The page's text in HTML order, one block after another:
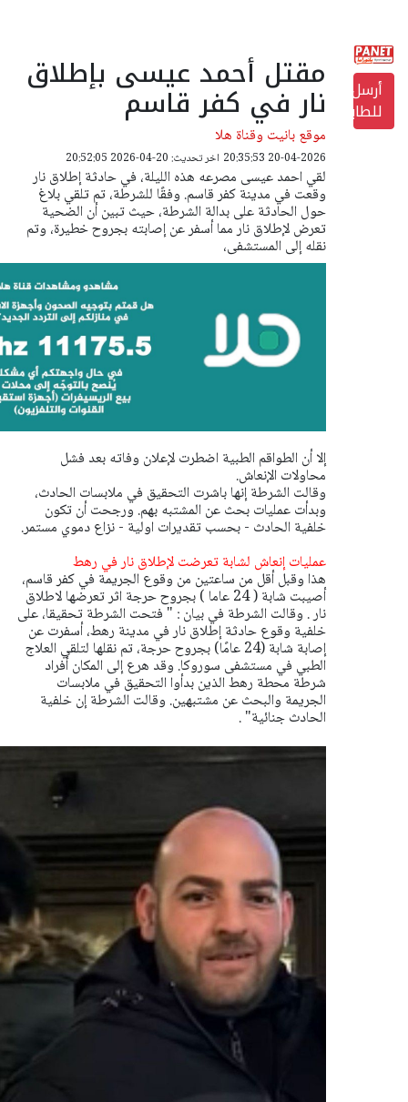
أرسل
للطابعة
مقتل أحمد عيسى بإطلاق
نار في كفر قاسم
موقع بانيت وقناة هلا
20-04-2026 20:35:53 اخر تحديث: 20-04-2026 20:52:05
لقي احمد عيسى مصرعه هذه الليلة، في حادثة إطلاق نار
وقعت في مدينة كفر قاسم. وفقًا للشرطة، تم تلقي بلاغ
حول الحادثة على بدالة الشرطة، حيث تبين أن الضحية
تعرض لإطلاق نار مما أسفر عن إصابته بجروح خطيرة، وتم
نقله إلى المستشفى،
إلا أن الطواقم الطبية اضطرت لإعلان وفاته بعد فشل
محاولات الإنعاش.
وقالت الشرطة إنها باشرت التحقيق في ملابسات الحادث،
وبدأت عمليات بحث عن المشتبه بهم. ورجحت أن تكون
خلفية الحادث - بحسب تقديرات اولية - نزاع دموي مستمر.
عمليات إنعاش لشابة تعرضت لإطلاق نار في رهط
هذا وقبل أقل من ساعتين من وقوع الجريمة في كفر قاسم،
أصيبت شابة ( 24 عاما ) بجروح حرجة اثر تعرضها لاطلاق
نار . وقالت الشرطة في بيان : " فتحت الشرطة تحقيقا، على
خلفية وقوع حادثة إطلاق نار في مدينة رهط، أسفرت عن
إصابة شابة (24 عامًا) بجروح حرجة، تم نقلها لتلقي العلاج
الطبي في مستشفى سوروكا. وقد هرع إلى المكان أفراد
شرطة محطة رهط الذين بدأوا التحقيق في ملابسات
الجريمة والبحث عن مشتبهين. وقالت الشرطة إن خلفية
الحادث جنائية" .